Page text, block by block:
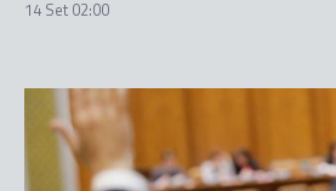
14 Set 02:00